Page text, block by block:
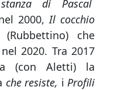
di Pascal
2000,Il cocchio
che
2020. Tra 2017
(con Aletti) la
che resiste, i Profili